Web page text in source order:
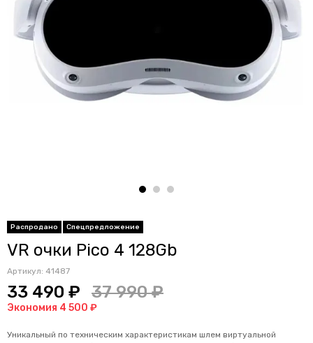
Распродано Спецпредложение
VR очки Pico 4 128Gb
Артикул: 41487
33 490 ₽ 37 990 ₽
Экономия 4 500 ₽
Уникальный по техническим характеристикам шлем виртуальной